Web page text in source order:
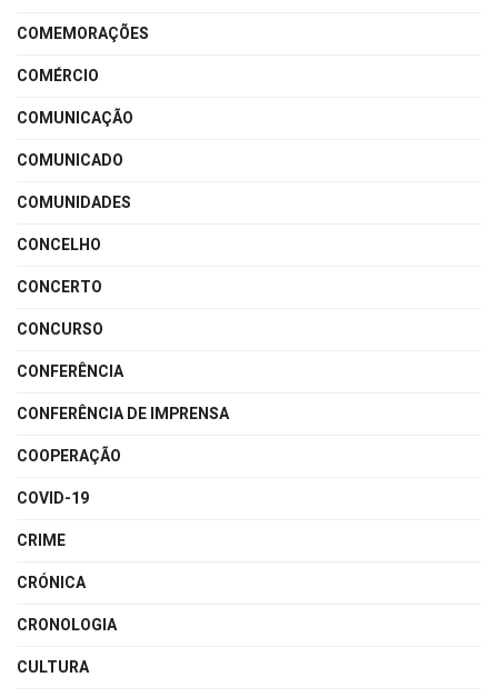
COMEMORAÇÕES
COMÉRCIO
COMUNICAÇÃO
COMUNICADO
COMUNIDADES
CONCELHO
CONCERTO
CONCURSO
CONFERÊNCIA
CONFERÊNCIA DE IMPRENSA
COOPERAÇÃO
COVID-19
CRIME
CRÓNICA
CRONOLOGIA
CULTURA